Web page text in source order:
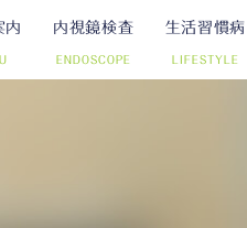
内 内視鏡検査
ENDOSCOPE
プ切除）
生活習慣病
LIFESTYLE